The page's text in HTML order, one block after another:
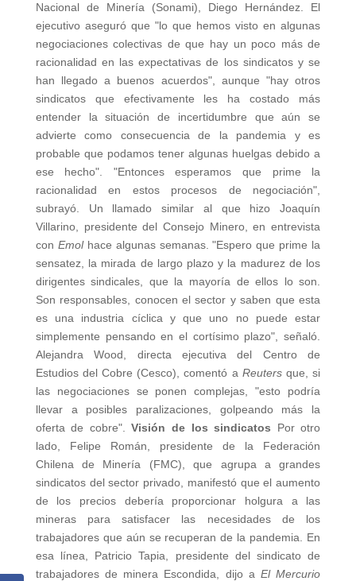
Nacional de Minería (Sonami), Diego Hernández. El
ejecutivo aseguró que "lo que hemos visto en algunas
negociaciones colectivas de que hay un poco más de
racionalidad en las expectativas de los sindicatos y se
han llegado a buenos acuerdos", aunque "hay otros
sindicatos que efectivamente les ha costado más
entender la situación de incertidumbre que aún se
advierte como consecuencia de la pandemia y es
probable que podamos tener algunas huelgas debido a
ese hecho". "Entonces esperamos que prime la
racionalidad en estos procesos de negociación",
subrayó. Un llamado similar al que hizo Joaquín
Villarino, presidente del Consejo Minero, en entrevista
con Emolhace algunas semanas. "Espero que prime la
sensatez, la mirada de largo plazo y la madurez de los
dirigentes sindicales, que la mayoría de ellos lo son.
Son responsables, conocen el sector y saben que esta
es una industria cíclica y que uno no puede estar
simplemente pensando en el cortísimo plazo", señaló.
Alejandra Wood, directa ejecutiva del Centro de
Estudios del Cobre (Cesco), comentó a Reutersque, si
las negociaciones se ponen complejas, "esto podría
llevar a posibles paralizaciones, golpeando más la
oferta de cobre".Visión de los sindicatos Por otro
lado, Felipe Román, presidente de la Federación
Chilena de Minería (FMC), que agrupa a grandes
sindicatos del sector privado, manifestó que el aumento
de los precios debería proporcionar holgura a las
mineras para satisfacer las necesidades de los
trabajadores que aún se recuperan de la pandemia. En
esa línea, Patricio Tapia, presidente del sindicato de
trabajadores de minera Escondida, dijo a El Mercurio